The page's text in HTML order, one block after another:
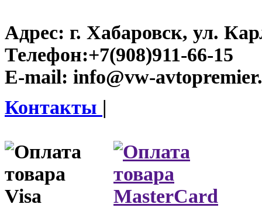
Адрес: г. Хабаровск, ул.
Телефон:+7(908)911-66-15
E-mail: info@vw-
Контакты |